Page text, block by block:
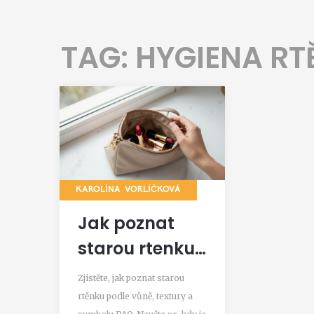
TAG: HYGIENA
KAROLÍNA VORLÍČKOVÁ
Jak poznat
starou rtenku?
Signály, že
rtěnku musíte
Zjistěte, jak poznat starou
rtěnku podle vůně, textury a